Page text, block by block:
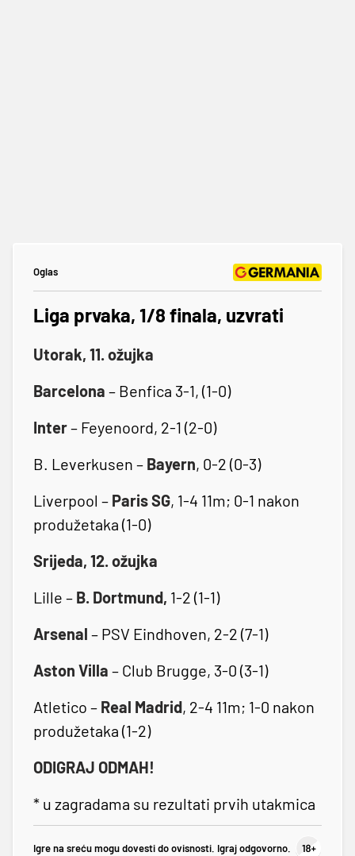
Oglas
Liga prvaka, 1/8 finala, uzvrati
Utorak, 11. ožujka
Barcelona – Benfica 3-1, (1-0)
Inter– Feyenoord, 2-1 (2-0)
B. Leverkusen – Bayern, 0-2 (0-3)
Liverpool – Paris SG, 1-4 11m; 0-1 nakon
produžetaka (1-0)
Srijeda, 12. ožujka
Lille – B. Dortmund, 1-2 (1-1)
Arsenal – PSV Eindhoven, 2-2 (7-1)
Aston Villa – Club Brugge, 3-0 (3-1)
Atletico – Real Madrid, 2-4 11m; 1-0 nakon
produžetaka (1-2)
ODIGRAJ ODMAH!
* u zagradama su rezultati prvih utakmica
Igre na sreću mogu dovesti do ovisnosti. Igraj odgovorno.